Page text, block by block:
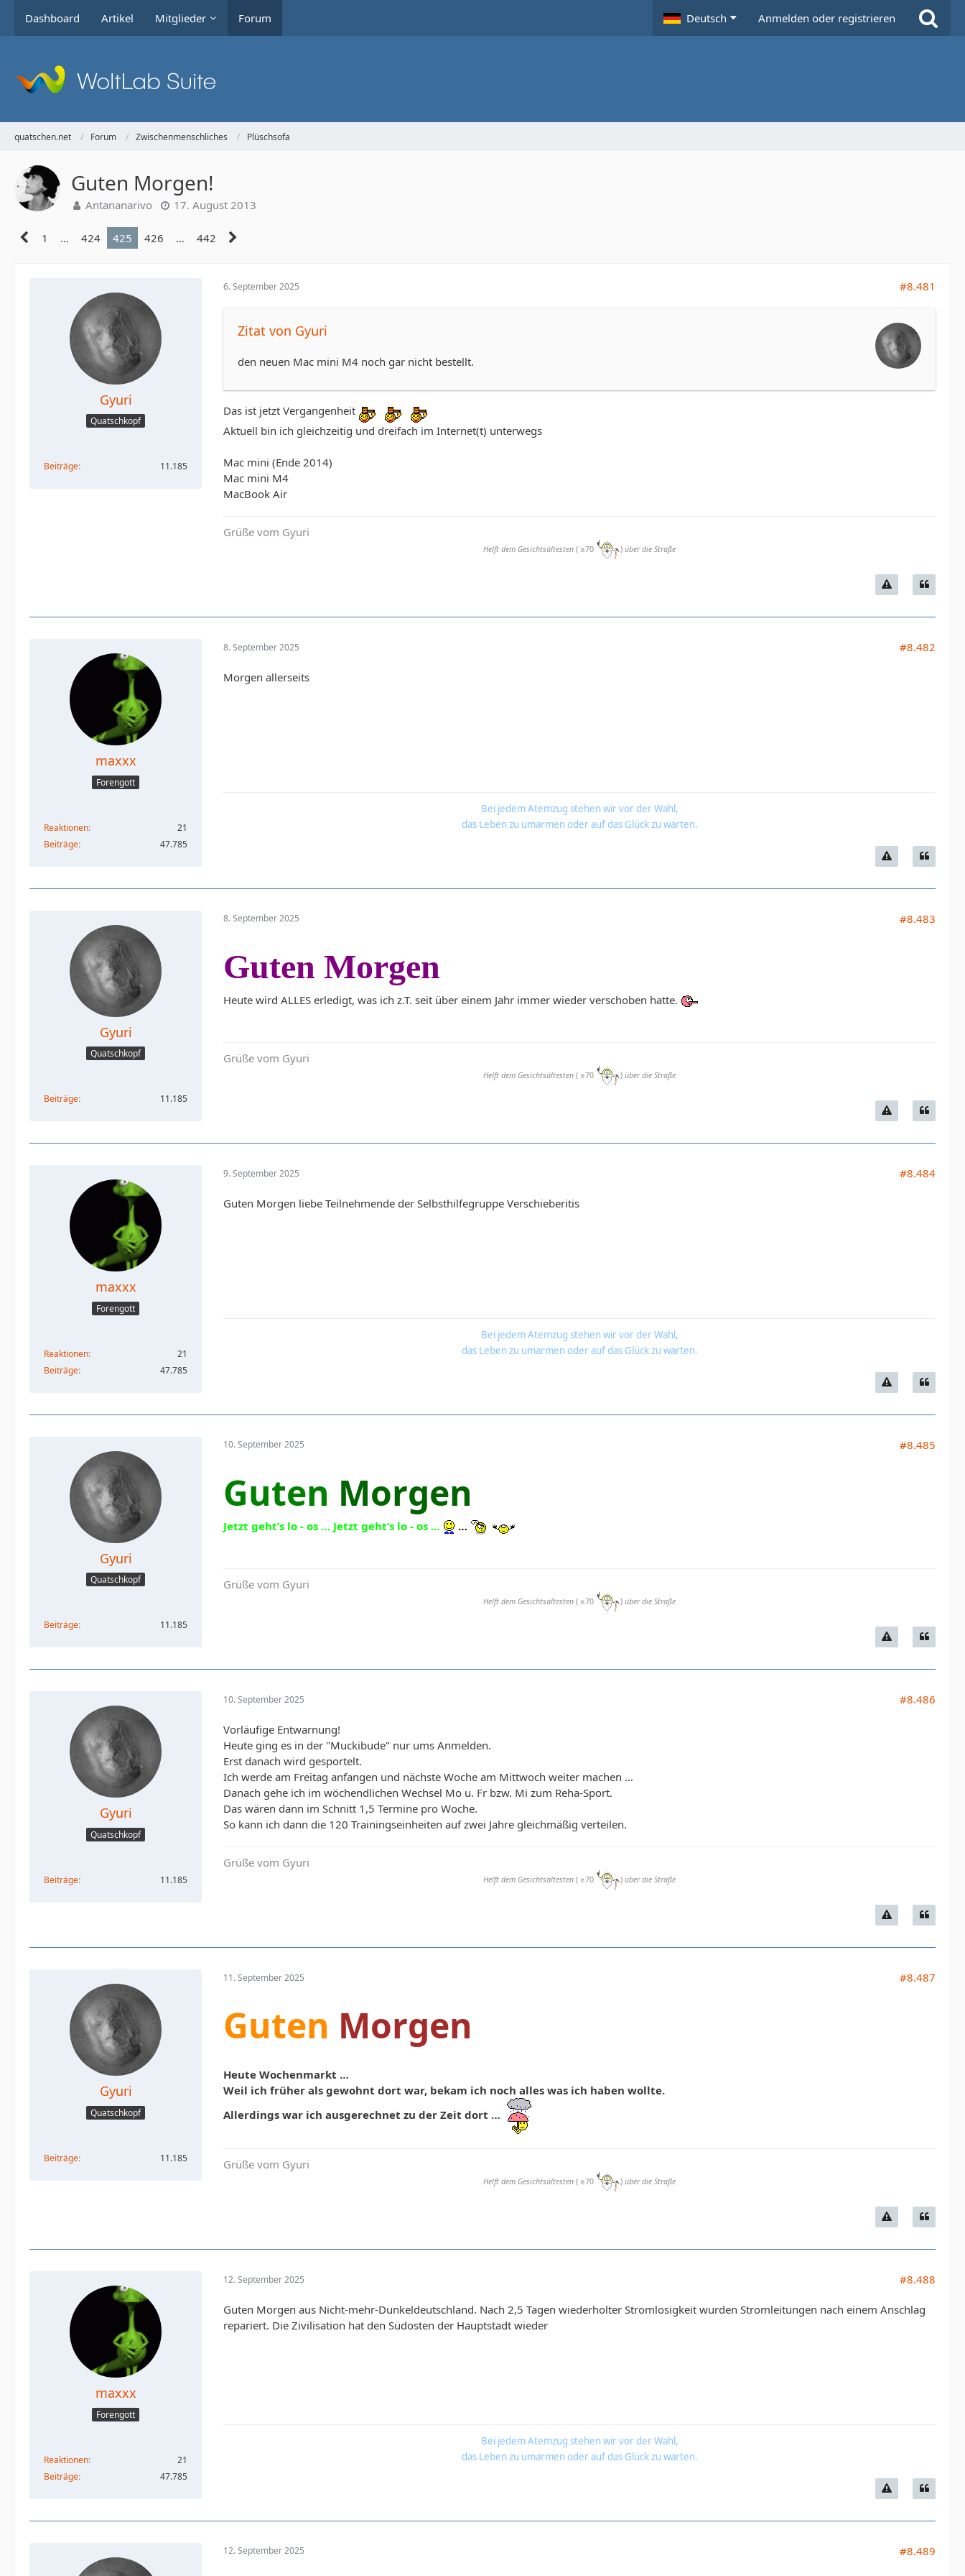
Dashboard Artikel Mitglieder Forum Deutsch Anmelden oder registrieren
quatschen.net Forum Zwischenmenschliches Plüschsofa
Guten Morgen!
Antananarivo 17. August 2013
1 … 424 425 426 … 442
Gyuri
Quatschkopf
Beiträge 11.185
6. September 2025 #8.481
Zitat von Gyuri
den neuen Mac mini M4 noch gar nicht bestellt.
Das ist jetzt Vergangenheit
Aktuell bin ich gleichzeitig und dreifach im Internet(t) unterwegs
Mac mini (Ende 2014)
Mac mini M4
MacBook Air
Grüße vom Gyuri
Helft dem Gesichtsältesten ( ≥70 ) über die Straße
maxxx
Forengott
Reaktionen
21
Beiträge
47.785
8. September 2025 #8.482
Morgen allerseits
Bei jedem Atemzug stehen wir vor der Wahl,
das Leben zu umarmen oder auf das Glück zu warten.
Gyuri
Quatschkopf
Beiträge 11.185
8. September 2025 #8.483
Guten Morgen
Heute wird ALLES erledigt, was ich z.T. seit über einem Jahr immer wieder verschoben hatte.
Grüße vom Gyuri
Helft dem Gesichtsältesten ( ≥70 ) über die Straße
maxxx
Forengott
Reaktionen
21
Beiträge
47.785
9. September 2025 #8.484
Guten Morgen liebe Teilnehmende der Selbsthilfegruppe Verschieberitis
Bei jedem Atemzug stehen wir vor der Wahl,
das Leben zu umarmen oder auf das Glück zu warten.
Gyuri
Quatschkopf
Beiträge 11.185
10. September 2025 #8.485
Guten Morgen
Jetzt geht’s lo - os … Jetzt geht’s lo - os … …
Grüße vom Gyuri
Helft dem Gesichtsältesten ( ≥70 ) über die Straße
Gyuri
Quatschkopf
Beiträge 11.185
10. September 2025 #8.486
Vorläufige Entwarnung!
Heute ging es in der "Muckibude" nur ums Anmelden.
Erst danach wird gesportelt.
Ich werde am Freitag anfangen und nächste Woche am Mittwoch weiter machen …
Danach gehe ich im wöchendlichen Wechsel Mo u. Fr bzw. Mi zum Reha-Sport.
Das wären dann im Schnitt 1,5 Termine pro Woche.
So kann ich dann die 120 Trainingseinheiten auf zwei Jahre gleichmäßig verteilen.
Grüße vom Gyuri
Helft dem Gesichtsältesten ( ≥70 ) über die Straße
Gyuri
Quatschkopf
Beiträge 11.185
11. September 2025 #8.487
Guten Morgen
Heute Wochenmarkt …
Weil ich früher als gewohnt dort war, bekam ich noch alles was ich haben wollte.
Allerdings war ich ausgerechnet zu der Zeit dort …
Grüße vom Gyuri
Helft dem Gesichtsältesten ( ≥70 ) über die Straße
maxxx
Forengott
Reaktionen
21
Beiträge
47.785
12. September 2025 #8.488
Guten Morgen aus Nicht-mehr-Dunkeldeutschland. Nach 2,5 Tagen wiederholter Stromlosigkeit wurden Stromleitungen nach einem Anschlag
repariert. Die Zivilisation hat den Südosten der Hauptstadt wieder
Bei jedem Atemzug stehen wir vor der Wahl,
das Leben zu umarmen oder auf das Glück zu warten.
12. September 2025 #8.489